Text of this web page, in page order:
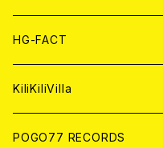
ANALOG
ANALOG
CD
ANALOG
HG-FACT
KiliKiliVilla
POGO77 RECORDS